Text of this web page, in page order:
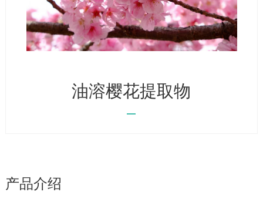
油溶樱花提取物
产品介绍